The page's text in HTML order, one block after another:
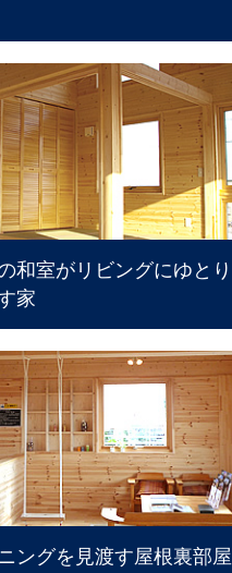
和室がリビングにゆとり
家
ングを見渡す屋根裏部屋